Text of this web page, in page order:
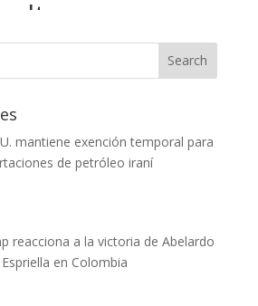
mantiene exención temporal para
de petróleo iraní
reacciona a la victoria de Abelardo
en Colombia